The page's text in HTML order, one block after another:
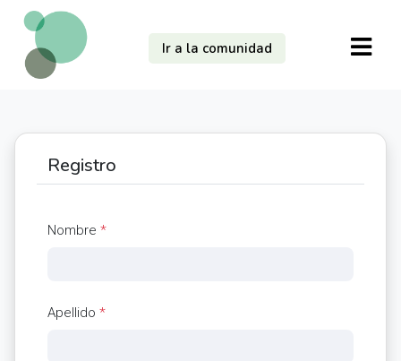
Ir a la comunidad
Registro
Nombre *
Apellido *